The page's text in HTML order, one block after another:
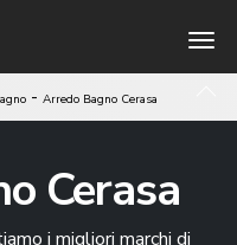
- Arredo Bagno Cerasa
Cerasa
i migliori marchi di